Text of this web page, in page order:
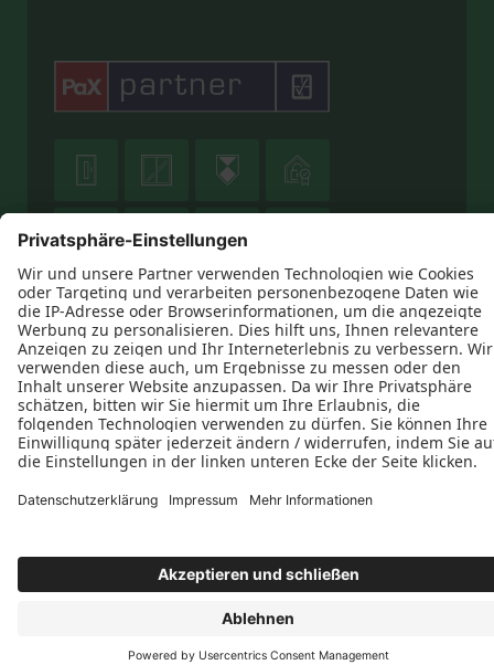
   
  
  
Datenschutz Impressum Kontakt
AGB